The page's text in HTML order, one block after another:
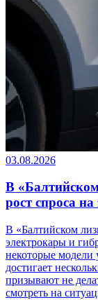
03.08.2026
В
рост спроса
В «Балтийском
электрокары и
некоторые модели
достигает
призывают не
смотреть на